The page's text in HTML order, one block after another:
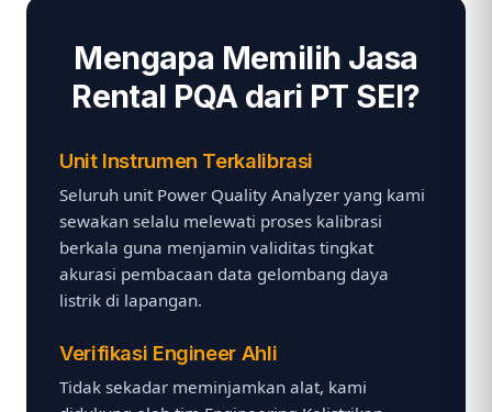
Mengapa Memilih Jasa
Rental PQA dari PT SEI?
Unit Instrumen Terkalibrasi
Seluruh unit Power Quality Analyzer yang kami
sewakan selalu melewati proses kalibrasi
berkala guna menjamin validitas tingkat
akurasi pembacaan data gelombang daya
listrik di lapangan.
Verifikasi Engineer Ahli
Tidak sekadar meminjamkan alat, kami